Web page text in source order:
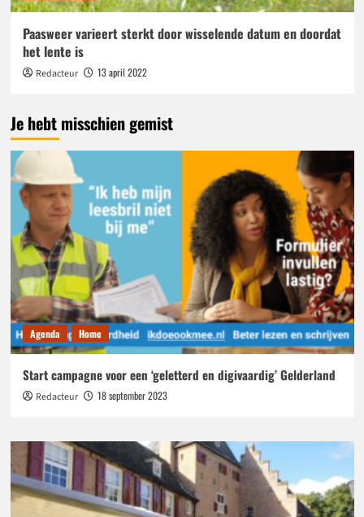
Paasweer varieert sterkt door wisselende datum en doordat
het lente is
Redacteur 13 april 2022
Je hebt misschien gemist
Agenda Home
Start campagne voor een ‘geletterd en digivaardig’ Gelderland
Redacteur 18 september 2023